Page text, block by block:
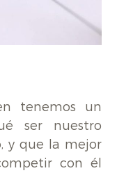
tenemos un
ser nuestro
y que la mejor
con él